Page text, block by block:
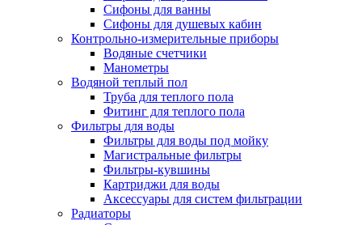
Сифоны для ванны
Сифоны для душевых кабин
Контрольно-измерительные приборы
Водяные счетчики
Манометры
Водяной теплый пол
Труба для теплого пола
Фитинг для теплого пола
Фильтры для воды
Фильтры для воды под мойку
Магистральные фильтры
Фильтры-кувшины
Картриджи для воды
Аксессуары для систем фильтрации
Радиаторы